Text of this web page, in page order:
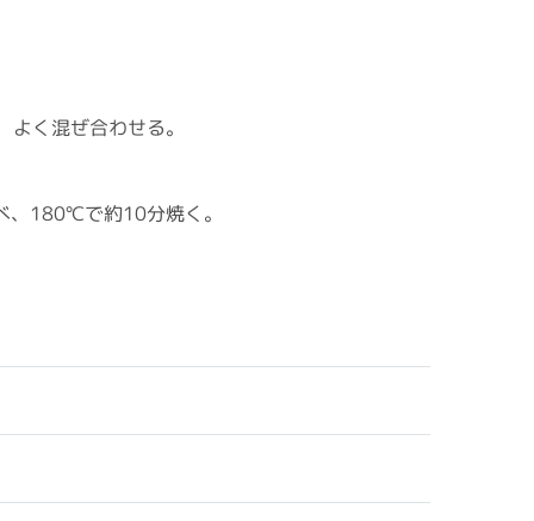
く混ぜ合わせる。
、180℃で約10分焼く。